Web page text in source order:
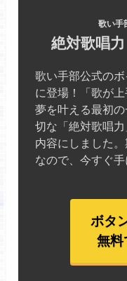
歌い手
絶対歌唱
歌い手部公式の
に登場！「歌が
夢を叶える最初
切な「絶対歌唱
内容にしました
なので、今すぐ手
ボタ
無料